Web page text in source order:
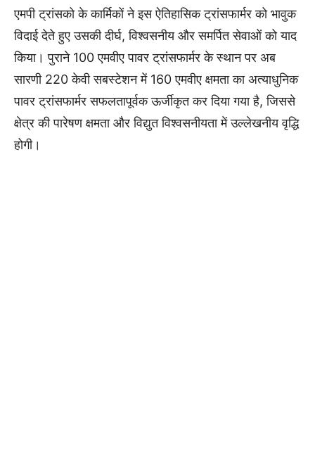
एमपी ट्रांसको के कार्मिकों ने इस ऐतिहासिक ट्रांसफार्मर को भावुक
विदाई देते हुए उसकी दीर्घ, विश्वसनीय और समर्पित सेवाओं को याद
किया। पुराने 100 एमवीए पावर ट्रांसफार्मर के स्थान पर अब
सारणी 220 केवी सबस्टेशन में 160 एमवीए क्षमता का अत्याधुनिक
पावर ट्रांसफार्मर सफलतापूर्वक ऊर्जीकृत कर दिया गया है, जिससे
क्षेत्र की पारेषण क्षमता और विद्युत विश्वसनीयता में उल्लेखनीय वृद्धि
होगी।